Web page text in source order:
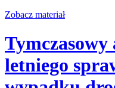
Zobacz materiał
Tymczasowy
letniego